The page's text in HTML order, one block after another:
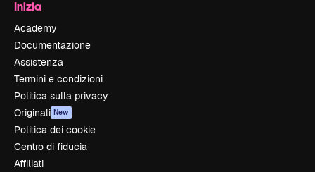
Inizia
Academy
Documentazione
Assistenza
Termini e condizioni
Politica sulla privacy
Originali New
Politica dei cookie
Centro di fiducia
Affiliati